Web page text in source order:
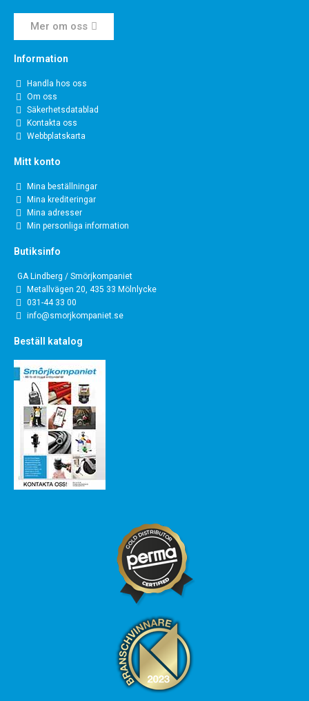
Mer om oss
Information
Handla hos oss
Om oss
Säkerhetsdatablad
Kontakta oss
Webbplatskarta
Mitt konto
Mina beställningar
Mina krediteringar
Mina adresser
Min personliga information
Butiksinfo
GA Lindberg / Smörjkompaniet
Metallvägen 20, 435 33 Mölnlycke
031-44 33 00
info@smorjkompaniet.se
Beställ katalog